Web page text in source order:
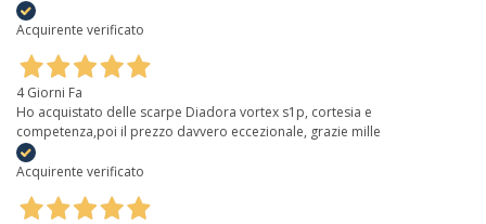
Acquirente verificato
4 Giorni Fa
Ho acquistato delle scarpe Diadora vortex s1p, cortesia e
competenza,poi il prezzo davvero eccezionale, grazie mille
Acquirente verificato